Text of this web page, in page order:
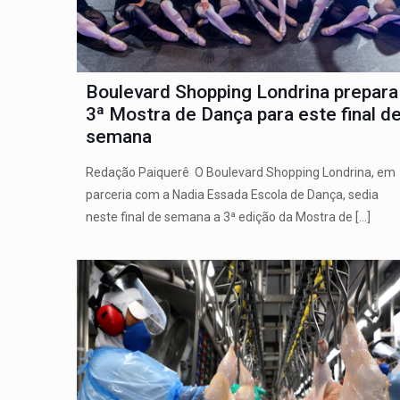
Boulevard Shopping Londrina prepara
3ª Mostra de Dança para este final
semana
Redação Paiquerê O Boulevard Shopping Londrina, em
parceria com a Nadia Essada Escola de Dança, sedia
neste final de semana a 3ª edição da Mostra de